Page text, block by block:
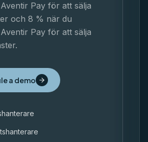
Pay för att sälja
och 8 % när du
Pay för att sälja
a demo